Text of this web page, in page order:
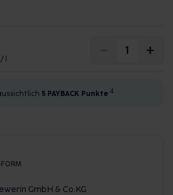
l
5 PAYBACK Punkte 4
GmbH & Co.KG